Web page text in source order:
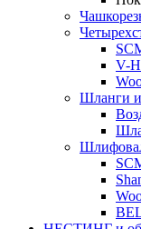
V-
Шланги и